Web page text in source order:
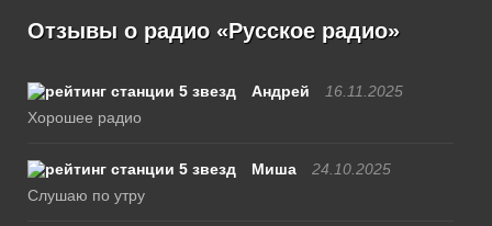
Отзывы о радио «Русское радио»
Андрей
16.11.2025
Хорошее радио
Миша
24.10.2025
Слушаю по утру